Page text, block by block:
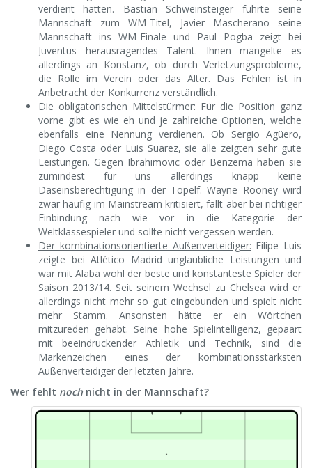
verdient hätten. Bastian Schweinsteiger führte seine
Mannschaft zum WM-Titel, Javier Mascherano seine
Mannschaft ins WM-Finale und Paul Pogba zeigt bei
Juventus herausragendes Talent. Ihnen mangelte es
allerdings an Konstanz, ob durch Verletzungsprobleme,
die Rolle im Verein oder das Alter. Das Fehlen ist in
Anbetracht der Konkurrenz verständlich.
Die obligatorischen Mittelstürmer: Für die Position ganz
vorne gibt es wie eh und je zahlreiche Optionen, welche
ebenfalls eine Nennung verdienen. Ob Sergio Agüero,
Diego Costa oder Luis Suarez, sie alle zeigten sehr gute
Leistungen. Gegen Ibrahimovic oder Benzema haben sie
zumindest für uns allerdings knapp keine
Daseinsberechtigung in der Topelf. Wayne Rooney wird
zwar häufig im Mainstream kritisiert, fällt aber bei richtiger
Einbindung nach wie vor in die Kategorie der
Weltklassespieler und sollte nicht vergessen werden.
Der kombinationsorientierte Außenverteidiger: Filipe Luis
zeigte bei Atlético Madrid unglaubliche Leistungen und
war mit Alaba wohl der beste und konstanteste Spieler der
Saison 2013/14. Seit seinem Wechsel zu Chelsea wird er
allerdings nicht mehr so gut eingebunden und spielt nicht
mehr Stamm. Ansonsten hätte er ein Wörtchen
mitzureden gehabt. Seine hohe Spielintelligenz, gepaart
mit beeindruckender Athletik und Technik, sind die
Markenzeichen eines der kombinationsstärksten
Außenverteidiger der letzten Jahre.
Wer fehlt noch nicht in der Mannschaft?